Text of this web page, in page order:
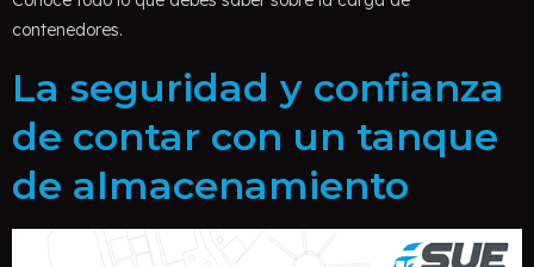
contenedores.
La seguridad y confianza
de contar con un tanque
de almacenamiento